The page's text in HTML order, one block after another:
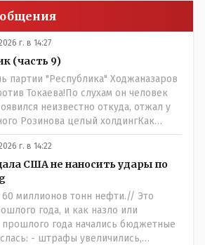
г. в 14:27
(часть 9)
партии "Республика" Ходжаназаров
Токаева!По слухам он человек
неизвестно откуда, отжал у
Розинова целый холдингКак
сеял ПОЛТОРЫ тысяча гектар ,
у Василия самый крупный
занесенный в Книгу рекордов
г. в 14:22
США не наносить удары по
миллионов тонн нефти.// Это
года, и как назло или
года начались бюджетные
- штрафы увеличились,